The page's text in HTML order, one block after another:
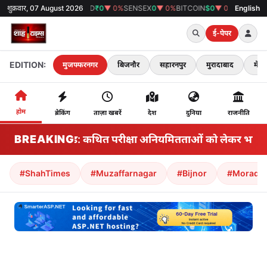
शुक्रवार, 07 August 2026
GOLD₹0 ▼ 0% SENSEX0▼ 0%BITCOIN$0▼ 0% 38°Cमुजफ्फरनगर
English
ई-पेपर
EDITION: मुजफ्फरनगर बिजनौर सहारनपुर मुरादाबाद मेरठ
होम ब्रेकिंग ताज़ा खबरें देश दुनिया राजनीति
BREAKING
झारखंड: कथित परीक्षा अनियमितताओं को लेकर भारतीय
#ShahTimes #Muzaffarnagar #Bijnor